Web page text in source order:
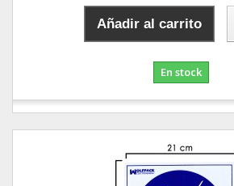
Añadir al carrito
En stock